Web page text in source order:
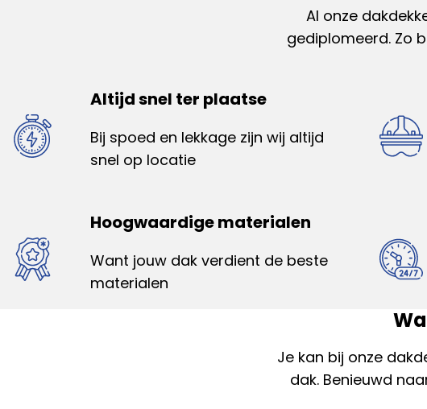
Al onze
gediplomeerd. Zo
Altijd snel ter plaatse
Bij spoed en lekkage zijn wij altijd
snel op locatie
Hoogwaardige materialen
Want jouw dak verdient de beste
materialen
Je kan bij onze
dak. Benieuwd